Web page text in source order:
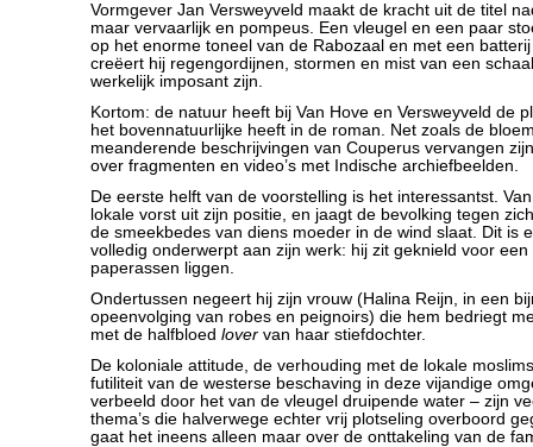
Vormgever Jan Versweyveld maakt de kracht uit de titel
maar vervaarlijk en pompeus. Een vleugel en een paar
op het enorme toneel van de Rabozaal en met een
creëert hij regengordijnen, stormen en mist van een
werkelijk imposant zijn.
Kortom: de natuur heeft bij Van Hove en Versweyveld de
het bovennatuurlijke heeft in de roman. Net zoals de
meanderende beschrijvingen van Couperus vervangen
over fragmenten en video’s met Indische archiefbeelden.
De eerste helft van de voorstelling is het interessantst.
lokale vorst uit zijn positie, en jaagt de bevolking tegen
de smeekbedes van diens moeder in de wind slaat. Dit is
volledig onderwerpt aan zijn werk: hij zit geknield voor
paperassen liggen.
Ondertussen negeert hij zijn vrouw (Halina Reijn, in een
opeenvolging van robes en peignoirs) die hem bedriegt
met de halfbloed lover van haar stiefdochter.
De koloniale attitude, de verhouding met de lokale
futiliteit van de westerse beschaving in deze vijandige
verbeeld door het van de vleugel druipende water – zijn
thema’s die halverwege echter vrij plotseling overboord
gaat het ineens alleen maar over de onttakeling van de